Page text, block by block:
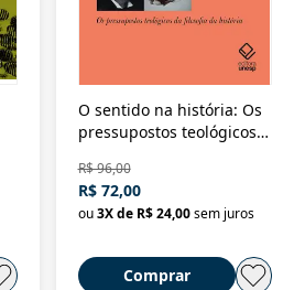
O sentido na história: Os
pressupostos teológicos
R$ 96,00
R$ 72,00
ou 3X de R$ 24,00 sem juros
Comprar